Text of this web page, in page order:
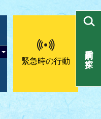
緊急時の行動 目的別で探す